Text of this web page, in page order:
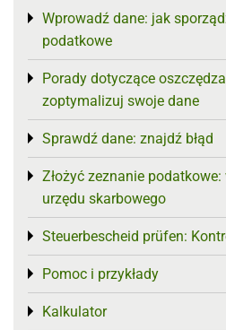
Wprowadź dane: jak
podatkowe
Toggle menu
Porady dotyczące
zoptymalizuj swoje dane
Toggle menu
Sprawdź dane: znajdź błąd
Toggle menu
Złożyć zeznanie podatkowe:
urzędu skarbowego
Toggle menu
Steuerbescheid prüfen:
Toggle menu
Pomoc i przykłady
Toggle menu
Kalkulator
Toggle menu